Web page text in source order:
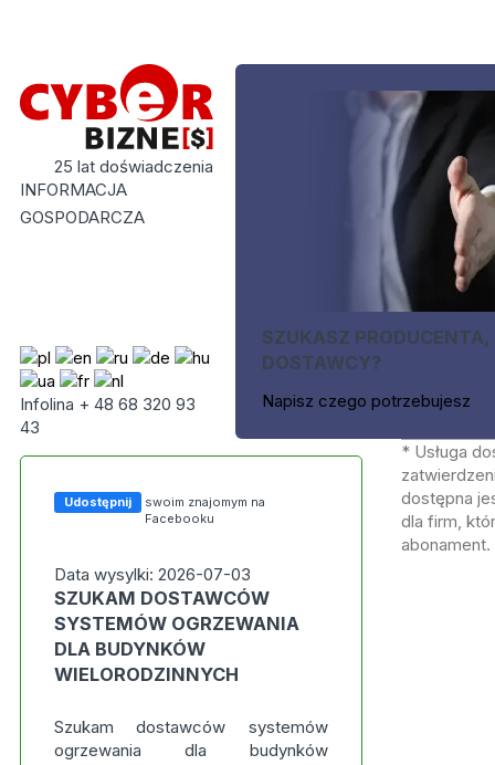
25 lat doświadczenia
INFORMACJA
GOSPODARCZA
Infolina + 48 68 320 93
43
SZUKASZ PRODUCENTA,
DOSTAWCY?
Napisz czego potrzebujesz
Udostępnij
swoim znajomym na
Facebooku
Data wysylki: 2026-07-03
SZUKAM DOSTAWCÓW
SYSTEMÓW OGRZEWANIA
DLA BUDYNKÓW
WIELORODZINNYCH
Szukam dostawców systemów
ogrzewania dla budynków
* Usługa
dostępna
dla firm,
abonament.